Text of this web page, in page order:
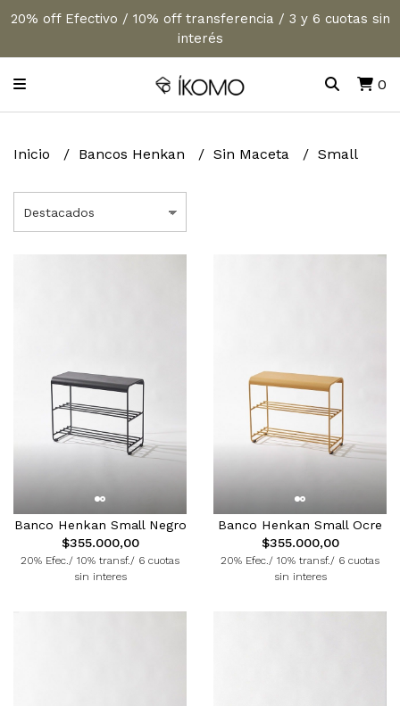
20% off Efectivo / 10% off transferencia / 3 y 6 cuotas sin
interés
0
Inicio Bancos Henkan Sin Maceta Small
Banco Henkan Small Negro
$355.000,00
20% Efec./ 10% transf./ 6 cuotas
sin interes
Banco Henkan Small Ocre
$355.000,00
20% Efec./ 10% transf./ 6 cuotas
sin interes